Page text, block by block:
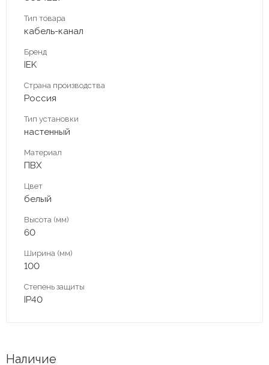
Тип товара
кабель-канал
Бренд
IEK
Страна производства
Россия
Тип установки
настенный
Материал
ПВХ
Цвет
белый
Высота (мм)
60
Ширина (мм)
100
Степень защиты
IP40
Наличие